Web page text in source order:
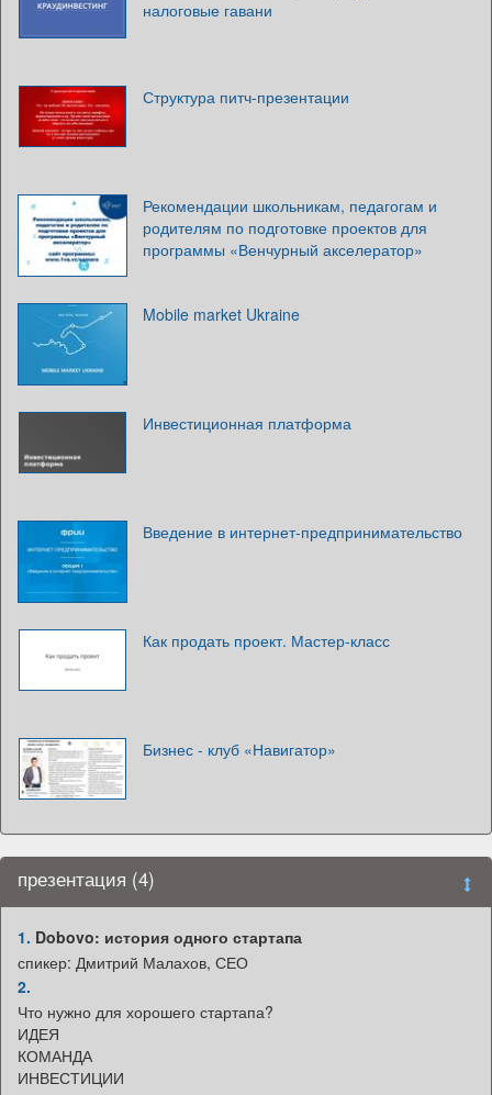
налоговые гавани
Структура питч-презентации
Рекомендации школьникам, педагогам и
родителям по подготовке проектов для
программы «Венчурный акселератор»
Mobile market Ukraine
Инвестиционная платформа
Введение в интернет-предпринимательство
Как продать проект. Мастер-класс
Бизнес - клуб «Навигатор»
презентация (4)
1. Dobovo: история одного стартапа
спикер: Дмитрий Малахов, СЕО
2.
Что нужно для хорошего стартапа?
ИДЕЯ
КОМАНДА
ИНВЕСТИЦИИ